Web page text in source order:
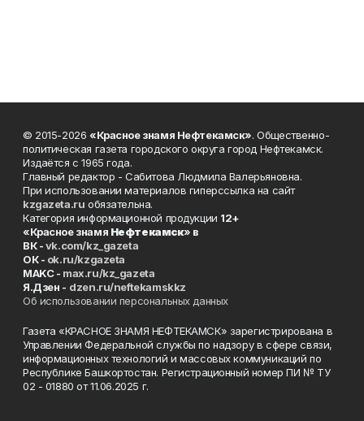
© 2015-2026 «Красное знамя Нефтекамск». Общественно-
политическая газета городского округа город Нефтекамск.
Издаётся с 1965 года.
Главный редактор - Сабитова Людмила Валерьяновна.
При использовании материалов гиперссылка на сайт
kzgazeta.ru обязательна.
Категория информационной продукции 12+
«Красное знамя Нефтекамск» в
ВК -vk.com/kz_gazeta
ОК - ok.ru/kzgazeta
MAKC - max.ru/kz_gazeta
Я.Дзен - dzen.ru/neftekamskkz
Об использовании персональных данных
Газета «КРАСНОЕ ЗНАМЯ НЕФТЕКАМСК» зарегистрирована в
Управлении Федеральной службы по надзору в сфере связи,
информационных технологий и массовых коммуникаций по
Республике Башкортостан. Регистрационный номер ПИ № ТУ
02 - 01880 от 11.06.2025 г.